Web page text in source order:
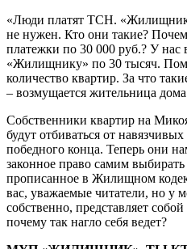
«Люди платят ТСН.
не нужен. Кто они такие?
платежки по 30 000 руб.? У
«Жилищнику» по 30 тысяч.
количество квартир. За что
– возмущается жительница
Собственники квартир на
будут отбиваться от
победного конца. Теперь они
законное право самим
прописанное в Жилищном
вас, уважаемые читатели, но у
собственно, представляет
почему так нагло себя ведет?